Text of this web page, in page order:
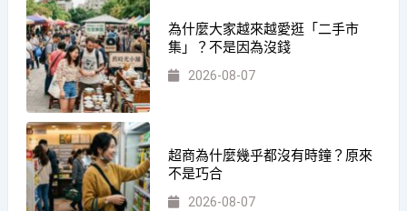
為什麼大家越來越愛逛「二手市
集」？不是因為沒錢
2026-08-07
超商為什麼幾乎都沒有時鐘？原來
不是巧合
2026-08-07